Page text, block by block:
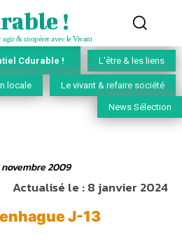
!
agir & coopérer avec le Vivant
Cdurable ! L'être & les liens
locale Le vivant & refaire société
News Sélection
novembre 2009
Actualisé le :8 janvier 2024
J-13